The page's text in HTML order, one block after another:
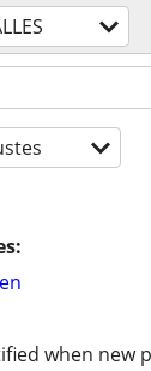
when new